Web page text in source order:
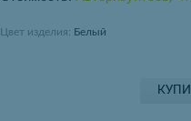
Цвет изделия: Белый